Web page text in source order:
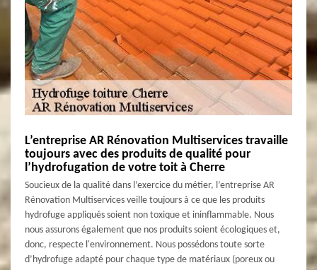
L’entreprise AR Rénovation Multiservices travaille
toujours avec des produits de qualité pour
l’hydrofugation de votre toit à Cherre
Soucieux de la qualité dans l’exercice du métier, l’entreprise AR
Rénovation Multiservices veille toujours à ce que les produits
hydrofuge appliqués soient non toxique et ininflammable. Nous
nous assurons également que nos produits soient écologiques et,
donc, respecte l'environnement. Nous possédons toute sorte
d’hydrofuge adapté pour chaque type de matériaux (poreux ou